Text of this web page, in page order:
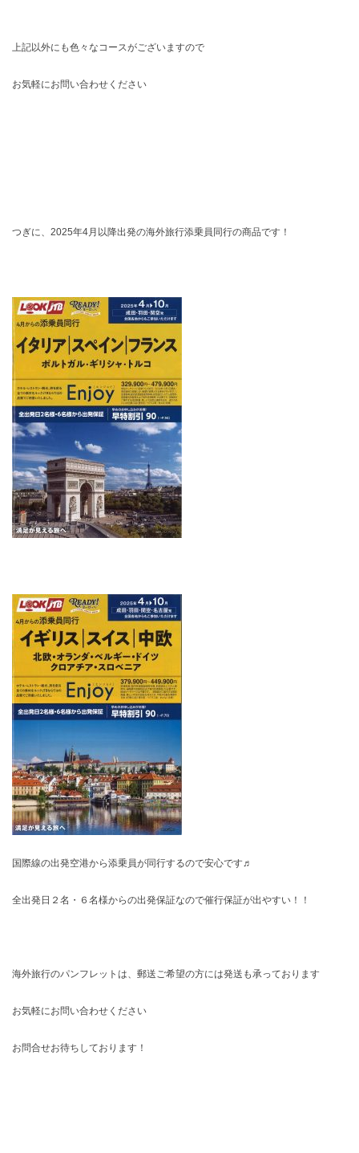
上記以外にも色々なコースがございますので
お気軽にお問い合わせください
つぎに、2025年4月以降出発の海外旅行添乗員同行の商品です！
国際線の出発空港から添乗員が同行するので安心です♬
全出発日２名・６名様からの出発保証なので催行保証が出やすい！！
海外旅行のパンフレットは、郵送ご希望の方には発送も承っております
お気軽にお問い合わせください
お問合せお待ちしております！